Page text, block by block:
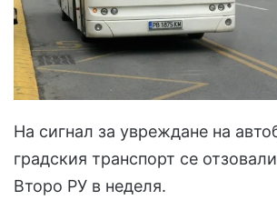
На сигнал за увреждане на
градския транспорт се
Второ РУ в неделя.